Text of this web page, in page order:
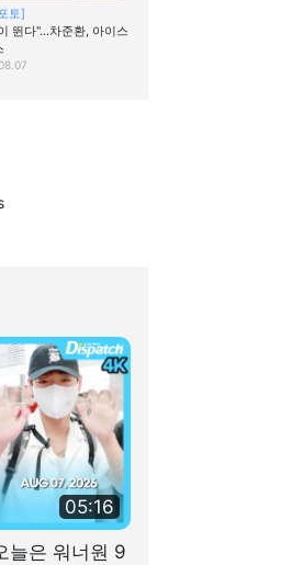
토]
뛴다"…차준환, 아이스
05:16
늘은 워너원 9